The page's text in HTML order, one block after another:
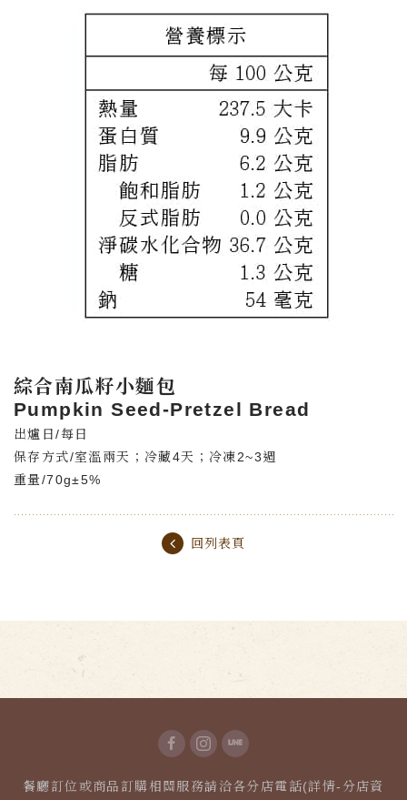
綜合南瓜籽小麵包
Pumpkin Seed-Pretzel Bread
出爐日/每日
保存方式/室溫兩天；冷藏4天；冷凍2~3週
重量/70g±5%
回列表頁
餐廳訂位或商品訂購相關服務請洽各分店電話(詳情-分店資